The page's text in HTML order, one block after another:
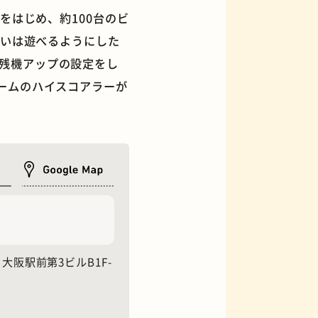
はじめ、約100台のビ
は遊べるようにした
機アップの設定をし
ムのハイスコアラーが
阪駅前第3ビルB1F-